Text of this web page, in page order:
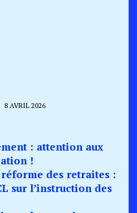
8 AVRIL 2026
: attention aux
!
des retraites :
sur l’instruction des